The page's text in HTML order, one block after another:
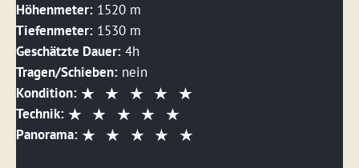
Höhenmeter: 1520 m
Tiefenmeter: 1530 m
Geschätzte Dauer: 4h
Tragen/Schieben: nein
Kondition:
Technik:
Panorama: